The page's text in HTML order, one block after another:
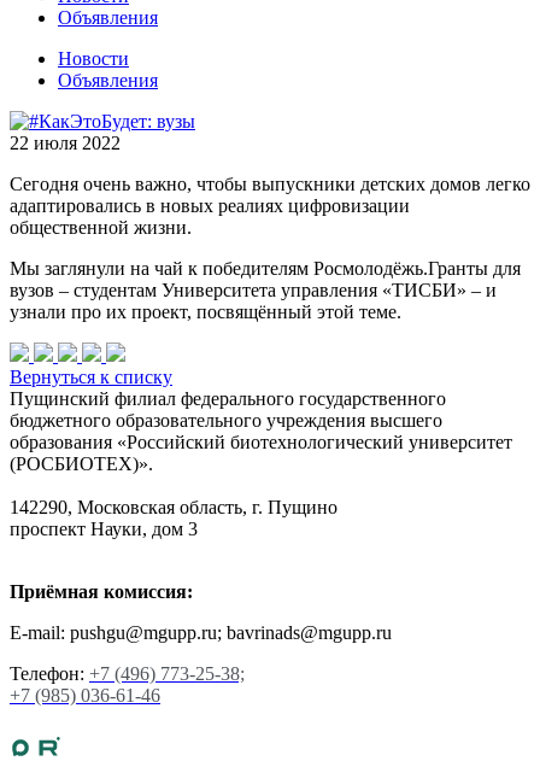
Объявления
Новости
Объявления
22 июля 2022
Сегодня очень важно, чтобы выпускники детских домов легко
адаптировались в новых реалиях цифровизации
общественной жизни.
Мы заглянули на чай к победителям Росмолодёжь.Гранты для
вузов – студентам Университета управления «ТИСБИ» – и
узнали про их проект, посвящённый этой теме.
Вернуться к списку
Пущинский филиал федерального государственного
бюджетного образовательного учреждения высшего
образования «Российский биотехнологический университет
(РОСБИОТЕХ)».
142290, Московская область, г. Пущино
проспект Науки, дом 3
Приёмная комиссия:
E-mail: pushgu@mgupp.ru; bavrinads@mgupp.ru
Телефон: +7 (496) 773-25-38;
+7 (985) 036-61-46